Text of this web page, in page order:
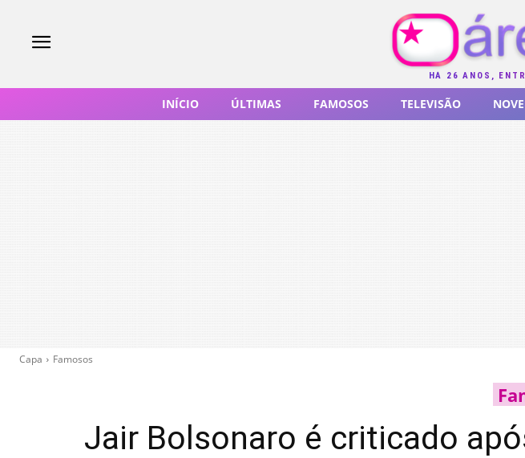
HÁ 26 ANOS,
INÍCIO ÚLTIMAS FAMOSOS TELEVISÃO
Capa Famosos
Jair Bolsonaro é criticado